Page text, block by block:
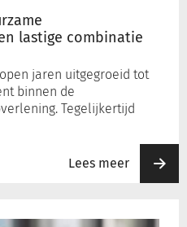
lastige combinatie
jaren uitgegroeid tot
binnen de
Tegelijkertijd
Lees meer